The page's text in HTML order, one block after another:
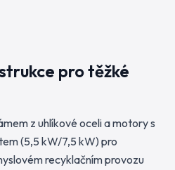
pro těžké
z uhlíkové oceli a motory s
(5,5 kW/7,5 kW) pro
recyklačním provozu